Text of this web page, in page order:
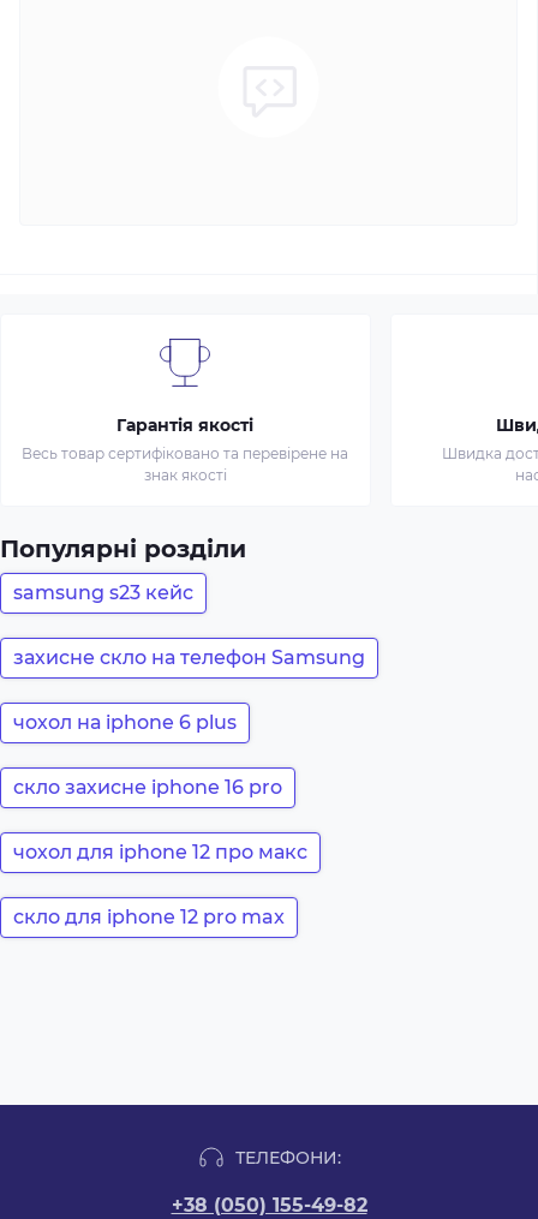
Гарантія якості
Весь товар сертифіковано та перевірене на
знак якості
Швидка
Популярні розділи
samsung s23 кейс
захисне скло на телефон Samsung
чохол на iphone 6 plus
скло захисне iphone 16 pro
чохол для iphone 12 про макс
скло для iphone 12 pro max
ТЕЛЕФОНИ:
+38 (050) 155-49-82